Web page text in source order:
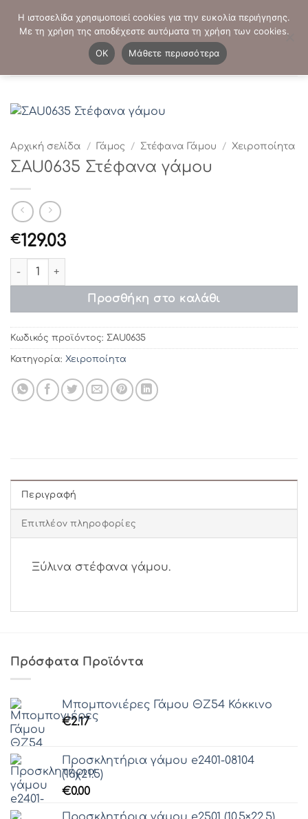
στο
ΤΗΛΕΦΩΝΙΚΕΣ ΠΑΡΑΓΓΕΛΙΕΣ: - 2103821941
Αρχική σελίδα / Γάμος / Στέφανα Γάμου / Χειροποίητα
ΣAU0635 Στέφανα γάμου
€129.03
ΣAU0635 Στέφανα γάμου ποσότητα
Προσθήκη στο καλάθι
Κωδικός προϊόντος: ΣAU0635
Κατηγορία: Χειροποίητα
Περιγραφή
Επιπλέον πληροφορίες
Ξύλινα στέφανα γάμου.
Πρόσφατα Προϊόντα
Μπομπονιέρες Γάμου ΘZ54 Κόκκινο
€2.17
Προσκλητήρια γάμου e2401-08104
(16χ21.5)
€0.00
Η ιστοσελίδα χρησιμοποιεί cookies για την ευκολία περιήγησης.
Με τη χρήση της αποδέχεστε αυτόματα τη χρήση των cookies.
OK
Μάθετε περισσότερα